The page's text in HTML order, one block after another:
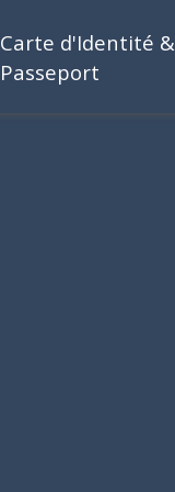
Carte d'Identité &
Passeport